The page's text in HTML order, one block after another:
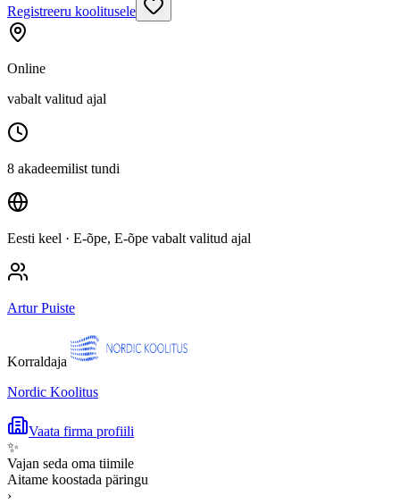
Registreeru koolitusele
Online
vabalt valitud ajal
8 akadeemilist tundi
Eesti keel · E-õpe, E-õpe vabalt valitud ajal
Artur Puiste
Korraldaja
Nordic Koolitus
Vaata firma profiili
✨
Vajan seda oma tiimile
Aitame koostada päringu
›